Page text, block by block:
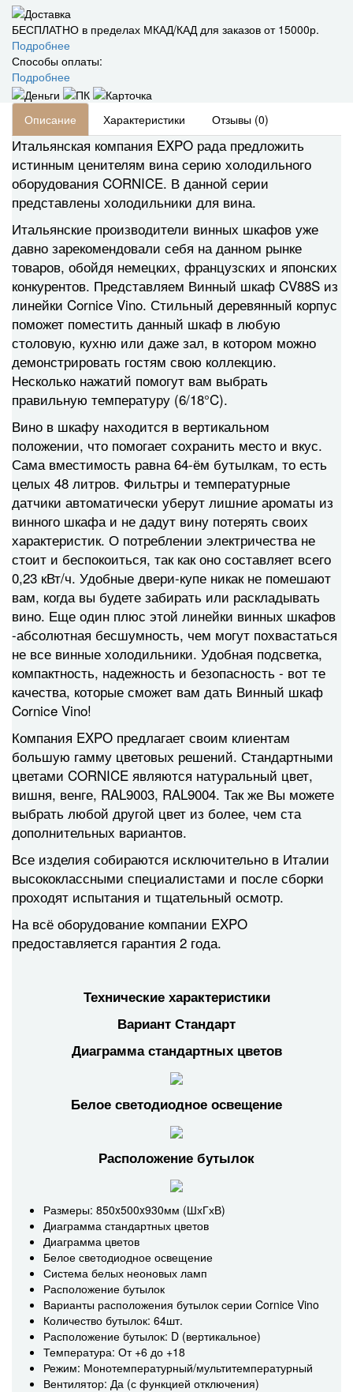
БЕСПЛАТНО в пределах МКАД/КАД для заказов от 15000р.
Подробнее
Способы оплаты:
Подробнее
Описание Характеристики Отзывы (0)
Итальянская компания EXPO рада предложить
истинным ценителям вина серию холодильного
оборудования CORNICE. В данной серии
представлены холодильники для вина.
Итальянские производители винных шкафов уже
давно зарекомендовали себя на данном рынке
товаров, обойдя немецких, французских и японских
конкурентов. Представляем Винный шкаф CV88S из
линейки Cornice Vino. Стильный деревянный корпус
поможет поместить данный шкаф в любую
столовую, кухню или даже зал, в котором можно
демонстрировать гостям свою коллекцию.
Несколько нажатий помогут вам выбрать
правильную температуру (6/18°C).
Вино в шкафу находится в вертикальном
положении, что помогает сохранить место и вкус.
Сама вместимость равна 64-ём бутылкам, то есть
целых 48 литров. Фильтры и температурные
датчики автоматически уберут лишние ароматы из
винного шкафа и не дадут вину потерять своих
характеристик. О потреблении электричества не
стоит и беспокоиться, так как оно составляет всего
0,23 кВт/ч. Удобные двери-купе никак не помешают
вам, когда вы будете забирать или раскладывать
вино. Еще один плюс этой линейки винных шкафов
-абсолютная бесшумность, чем могут похвастаться
не все винные холодильники. Удобная подсветка,
компактность, надежность и безопасность - вот те
качества, которые сможет вам дать Винный шкаф
Cornice Vino!
Компания EXPO предлагает своим клиентам
большую гамму цветовых решений. Стандартными
цветами CORNICE являются натуральный цвет,
вишня, венге, RAL9003, RAL9004. Так же Вы можете
выбрать любой другой цвет из более, чем ста
дополнительных вариантов.
Все изделия собираются исключительно в Италии
высококлассными специалистами и после сборки
проходят испытания и тщательный осмотр.
На всё оборудование компании EXPO
предоставляется гарантия 2 года.
Технические характеристики
Вариант Стандарт
Диаграмма стандартных цветов
Белое светодиодное освещение
Расположение бутылок
Размеры: 850x500x930мм (ШхГхВ)
Диаграмма стандартных цветов
Диаграмма цветов
Белое светодиодное освещение
Система белых неоновых ламп
Расположение бутылок
Варианты расположения бутылок серии Cornice Vino
Количество бутылок: 64шт.
Расположение бутылок: D (вертикальное)
Температура: От +6 до +18
Режим: Монотемпературный/мультитемпературный
Вентилятор: Да (с функцией отключения)